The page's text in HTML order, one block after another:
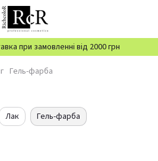
при замовленні від 2000 грн
Гель-фарба
Лак Гель-фарба